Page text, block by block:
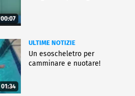
00:07
01:34
ULTIME NOTIZIE
Un esoscheletro per
camminare e nuotare!